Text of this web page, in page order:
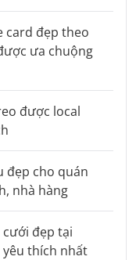
card đẹp theo
ưa chuộng
được local
đẹp cho quán
nhà hàng
cưới đẹp tại
thích nhất